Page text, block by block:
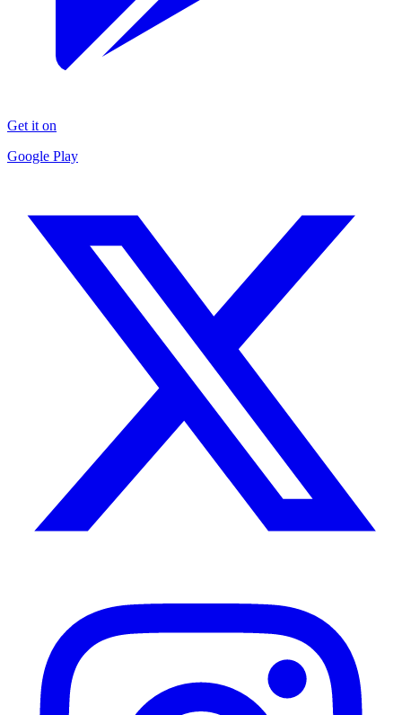
Get it on
Google Play